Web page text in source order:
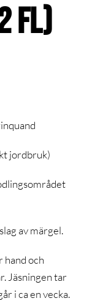
fl)
jordbruk)
av märgel.
hand och
Jäsningen tar
i ca en vecka.